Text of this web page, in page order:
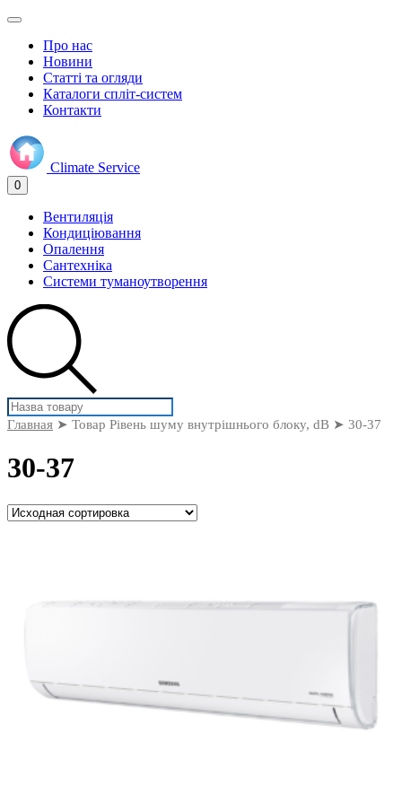
Про нас
Новини
Статті та огляди
Каталоги спліт-систем
Контакти
Climate Service
0
Вентиляція
Кондиціювання
Опалення
Сантехніка
Системи туманоутворення
Поиск
товаров
Главная ➤ Товар Рівень шуму внутрішнього блоку, dB ➤ 30-37
30-37